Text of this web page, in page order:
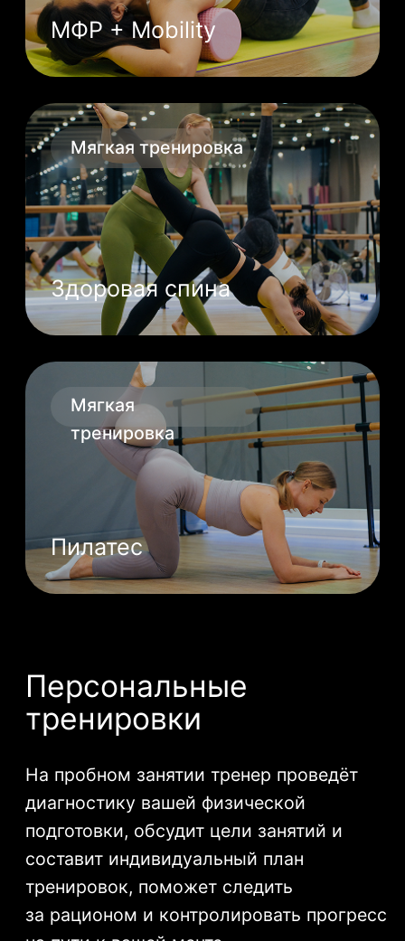
Команда профессионалов,
которые постоянно
совершенствуются
Очень приятная студия недалеко
от дома. Нравится, что есть
кабинки с уходовыми средствами,
полотенца. Ничего лишнего носить
с собой не надо, очень удобно.
администраторы💫
Зал, в котором есть всё для
и её комфортного завершения.
Яна С.
17 июня 2025
Что говорят о нас наши
клиенты
Отзывы
Больше отзывов на Яндекс Картах